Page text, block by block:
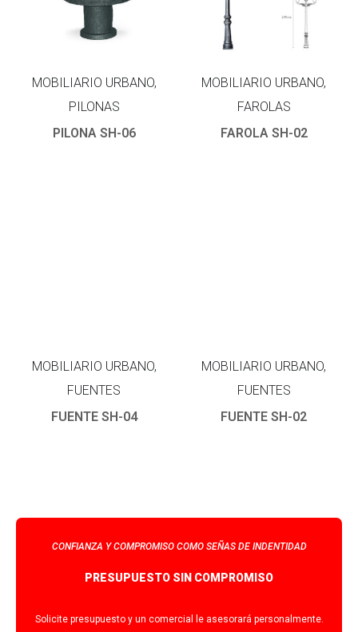
MOBILIARIO URBANO,
PILONAS
PILONA SH-06
MOBILIARIO URBANO,
FAROLAS
FAROLA SH-02
MOBILIARIO URBANO,
FUENTES
FUENTE SH-04
MOBILIARIO URBANO,
FUENTES
FUENTE SH-02
CONFIANZA Y COMPROMISO COMO SEÑAS DE INDENTIDAD
PRESUPUESTO SIN COMPROMISO
Solicite presupuesto y un comercial le asesorará personalmente.